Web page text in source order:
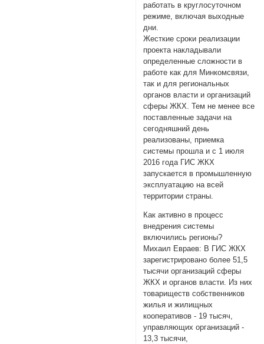
работать в круглосуточном
режиме, включая выходные
дни.
Жесткие сроки реализации
проекта накладывали
определенные сложности в
работе как для Минкомсвязи,
так и для региональных
органов власти и организаций
сферы ЖКХ. Тем не менее все
поставленные задачи на
сегодняшний день
реализованы, приемка
системы прошла и с 1 июля
2016 года ГИС ЖКХ
запускается в промышленную
эксплуатацию на всей
территории страны.
Как активно в процесс
внедрения системы
включились регионы?
Михаил Евраев: В ГИС ЖКХ
зарегистрировано более 51,5
тысячи организаций сферы
ЖКХ и органов власти. Из них
товариществ собственников
жилья и жилищных
кооперативов - 19 тысяч,
управляющих организаций -
13,3 тысячи,